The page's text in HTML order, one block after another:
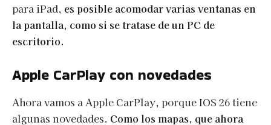
para iPad, es posible acomodar varias ventanas en
la pantalla, como si se tratase de un PC de
escritorio.
Apple CarPlay con novedades
Ahora vamos a Apple CarPlay, porque IOS 26 tiene
algunas novedades. Como los mapas, que ahora